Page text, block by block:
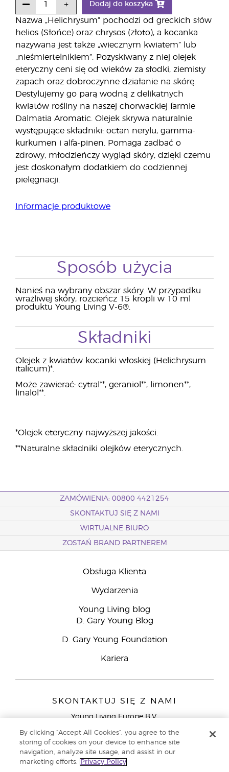
Nazwa „Helichrysum” pochodzi od greckich słów
helios (Słońce) oraz chrysos (złoto), a kocanka
nazywana jest także „wiecznym kwiatem” lub
„nieśmiertelnikiem”. Pozyskiwany z niej olejek
eteryczny ceni się od wieków za słodki, ziemisty
zapach oraz dobroczynne działanie na skórę.
Destylujemy go parą wodną z delikatnych
kwiatów rośliny na naszej chorwackiej farmie
Dalmatia Aromatic. Olejek skrywa naturalnie
występujące składniki: octan nerylu, gamma-
kurkumen i alfa-pinen. Pomaga zadbać o
zdrowy, młodzieńczy wygląd skóry, dzięki czemu
jest doskonałym dodatkiem do codziennej
pielęgnacji.
Informacje produktowe
Dodaj do koszyka
Sposób użycia
Nanieś na wybrany obszar skóry. W przypadku
wrażliwej skóry, rozcieńcz 15 kropli w 10 ml
produktu Young Living V-6®.
Składniki
Olejek z kwiatów kocanki włoskiej (Helichrysum
italicum)*.
Może zawierać: cytral**, geraniol**, limonen**,
linalol**.
*Olejek eteryczny najwyższej jakości.
**Naturalne składniki olejków eterycznych.
ZAMÓWIENIA: 00800 4421254
SKONTAKTUJ SIĘ Z NAMI
WIRTUALNE BIURO
ZOSTAŃ BRAND PARTNEREM
Obsługa Klienta
Wydarzenia
Young Living blog
D. Gary Young Blog
D. Gary Young Foundation
Kariera
SKONTAKTUJ SIĘ Z NAMI
Young Living Europe B.V.
9727 AJ Groningen
Young Living Europe Ltd - Europejska siedziba
By clicking “Accept All Cookies”, you agree to the
storing of cookies on your device to enhance site
navigation, analyze site usage, and assist in our
marketing efforts.
Privacy Policy